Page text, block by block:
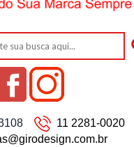
11 2281-0020